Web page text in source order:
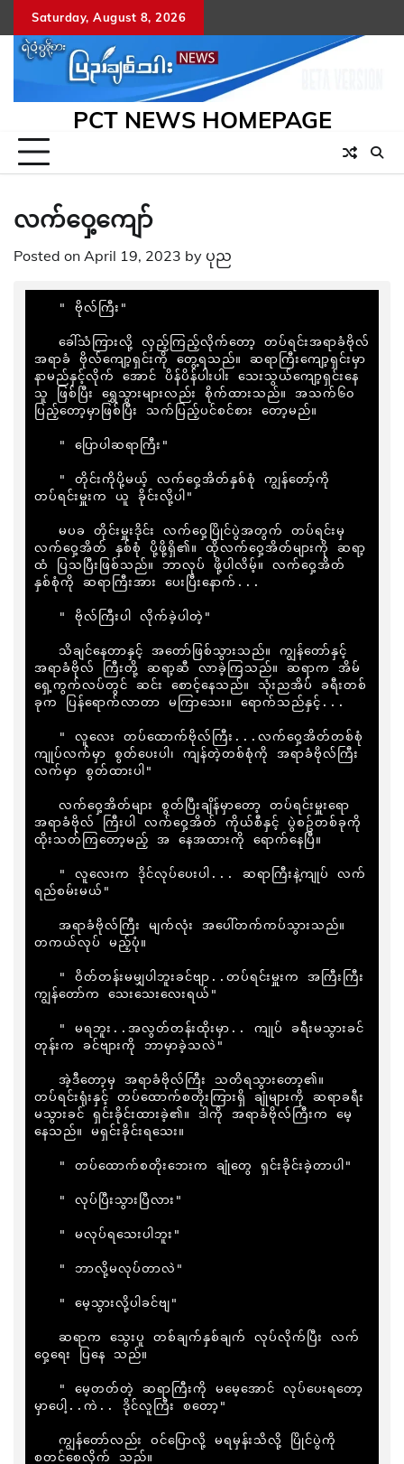
to
content
Saturday, August 8, 2026
PCT NEWS HOMEPAGE
လက်ဝှေ့ကျော်
Posted on April 19, 2023 by ပုည
အရာခံ ဗိုလ်ကျော့ရှင်းကို တွေ့ရသည်။ ဆရာကြီးကျော့ရှင်းမှာ
နာမည်နှင့်လိုက် အောင် ပိန်ပိန်ပါးပါး သေးသွယ်ကျော့ရှင်းနေ
သူ ဖြစ်ပြီး ရွှေသွားများလည်း စိုက်ထားသည်။ အသက်၆၀
ပြည့်တော့မှာဖြစ်ပြီး သက်ပြည့်ပင်စင်စား တော့မည်။
တပ်ရင်းမှူးက ယူ ခိုင်းလို့ပါ"
လက်ဝှေ့အိတ် နှစ်စုံ ပို့ဖို့ရှိ၏။ ထိုလက်ဝှေ့အိတ်များကို ဆရာ့
ထံ ပြသပြီးဖြစ်သည်။ ဘာလုပ် ဖို့ပါလိမ့်။ လက်ဝှေ့အိတ်
နှစ်စုံကို ဆရာကြီးအား ပေးပြီးနောက်...
အရာခံဗိုလ် ကြီးတို့ ဆရာ့ဆီ လာခဲ့ကြသည်။ ဆရာက အိမ်
ရှေ့ကွက်လပ်တွင် ဆင်း စောင့်နေသည်။ သုံးညအိပ် ခရီးတစ်
ခုက ပြန်ရောက်လာတာ မကြာသေး။ ရောက်သည်နှင့်...
ကျုပ်လက်မှာ စွတ်ပေးပါ၊ ကျန်တဲ့တစ်စုံကို အရာခံဗိုလ်ကြီး
လက်မှာ စွတ်ထားပါ"
အရာခံဗိုလ် ကြီးပါ လက်ဝှေ့အိတ် ကိုယ်စီနှင့် ပွဲစဥ်တစ်ခုကို
ထိုးသတ်ကြတော့မည့် အ နေအထားကို ရောက်နေပြီ။
ရည်စမ်းမယ်"
တကယ်လုပ် မည့်ပုံ။
ကျွန်တော်က သေးသေးလေးရယ်"
တုန်းက ခင်ဗျားကို ဘာမှာခဲ့သလဲ"
တပ်ရင်းရုံးနှင့် တပ်ထောက်စတိုးကြားရှိ ချုံများကို ဆရာခရီး
မသွားခင် ရှင်းခိုင်းထားခဲ့၏။ ဒါကို အရာခံဗိုလ်ကြီးက မေ့
နေသည်။ မရှင်းခိုင်းရသေး။
ဝှေ့ရေး ပြနေ သည်။
မှာပေါ့..ကဲ.. ဒိုင်လူကြီး စတော့"
စတင်စေလိုက် သည်။